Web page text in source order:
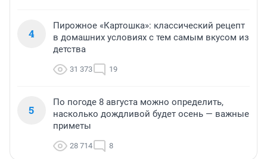
4
Пирожное «Картошка»: классический рецепт
в домашних условиях с тем самым вкусом из
детства
31 373 19
5
По погоде 8 августа можно определить,
насколько дождливой будет осень — важные
приметы
28 714 8